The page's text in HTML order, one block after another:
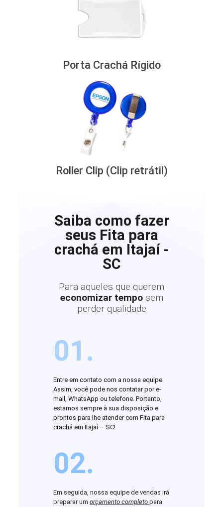
Porta Crachá Rígido
Roller Clip (Clip retrátil)
Saiba como fazer
seus Fita para
crachá em Itajaí -
SC
Para aqueles que querem
economizar tempo sem
perder qualidade
01.
Entre em contato com a nossa equipe.
Assim, você pode nos contatar por e-
mail, WhatsApp ou telefone. Portanto,
estamos sempre à sua disposição e
prontos para lhe atender com Fita para
crachá em Itajaí – SC!
02.
Em seguida, nossa equipe de vendas irá
preparar umorçamento completopara